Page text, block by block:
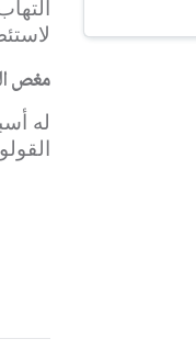
مغص
له